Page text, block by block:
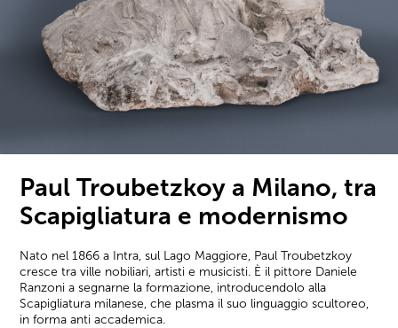
Paul Troubetzkoy a Milano, tra
Scapigliatura e modernismo
Nato nel 1866 a Intra, sul Lago Maggiore, Paul Troubetzkoy
cresce tra ville nobiliari, artisti e musicisti. È il pittore Daniele
Ranzoni a segnarne la formazione, introducendolo alla
Scapigliatura milanese, che plasma il suo linguaggio scultoreo,
in forma anti accademica.